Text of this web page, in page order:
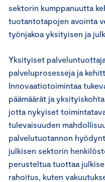
sektorin kumppanuutta
tuotantotapojen avointa
työnjakoa yksityisen ja
Yksityiset
palveluprosesseja ja
Innovaatiotoimintaa
päämäärät ja
jotta nykyiset
tulevaisuuden
palvelutuotannon
julkisen sektorin
perusteltua tuottaa
rahoitus, kuten